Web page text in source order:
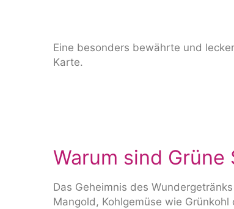
Eine besonders bewährte und
Karte.
Warum sind
Das Geheimnis des
Mangold, Kohlgemüse wie